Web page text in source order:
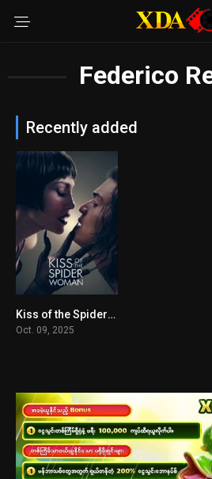
Federico
Recently added
6.1Kiss of the Spider Woman
Oct. 09, 2025